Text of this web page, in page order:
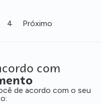
4 Próximo
com
de acordo com o seu